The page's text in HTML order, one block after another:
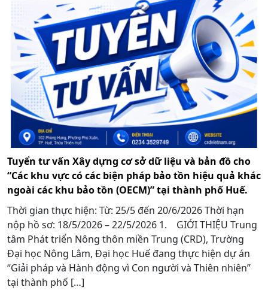
Tuyển tư vấn Xây dựng cơ sở dữ liệu và bản đồ cho
“Các khu vực có các biện pháp bảo tồn hiệu quả khác
ngoài các khu bảo tồn (OECM)” tại thành phố Huế.
Thời gian thực hiện: Từ: 25/5 đến 20/6/2026 Thời hạn
nộp hồ sơ: 18/5/2026 – 22/5/2026 1. GIỚI THIỆU Trung
tâm Phát triển Nông thôn miền Trung (CRD), Trường
Đại học Nông Lâm, Đại học Huế đang thực hiện dự án
“Giải pháp và Hành động vì Con người và Thiên nhiên”
tại thành phố […]